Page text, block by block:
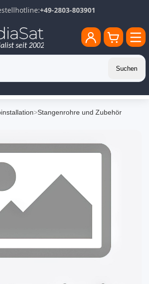
+49-2803-803901
Suchen
>Stangenrohre und Zubehör